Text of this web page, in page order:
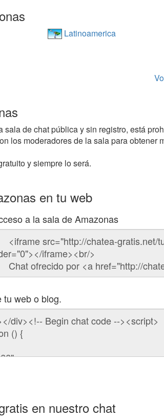
Latinoamerica
sala de chat pública y sin registro, está
los moderadores de la sala para obtener
y siempre lo será.
en tu web
a la sala de Amazonas
tu web o blog.
en nuestro chat